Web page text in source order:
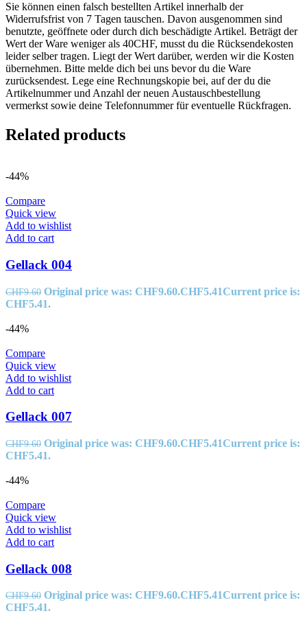
Sie können einen falsch bestellten Artikel innerhalb der
Widerrufsfrist von 7 Tagen tauschen. Davon ausgenommen sind
benutzte, geöffnete oder durch dich beschädigte Artikel. Beträgt der
Wert der Ware weniger als 40CHF, musst du die Rücksendekosten
leider selber tragen. Liegt der Wert darüber, werden wir die Kosten
übernehmen. Bitte melde dich bei uns bevor du die Ware
zurücksendest. Lege eine Rechnungskopie bei, auf der du die
Artikelnummer und Anzahl der neuen Austauschbestellung
vermerkst sowie deine Telefonnummer für eventuelle Rückfragen.
Related products
-44%
Compare
Quick view
Add to wishlist
Add to cart
Gellack 004
CHF9.60 Original price was: CHF9.60.CHF5.41Current price is:
CHF5.41.
-44%
Compare
Quick view
Add to wishlist
Add to cart
Gellack 007
CHF9.60 Original price was: CHF9.60.CHF5.41Current price is:
CHF5.41.
-44%
Compare
Quick view
Add to wishlist
Add to cart
Gellack 008
CHF9.60 Original price was: CHF9.60.CHF5.41Current price is:
CHF5.41.